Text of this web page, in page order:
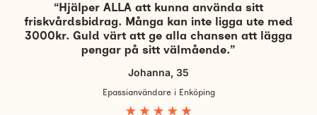
“Hjälper ALLA att kunna använda sitt
friskvårdsbidrag. Många kan inte ligga ute med
3000kr. Guld värt att ge alla chansen att lägga
pengar på sitt välmående.”
Johanna, 35
Epassianvändare i Enköping